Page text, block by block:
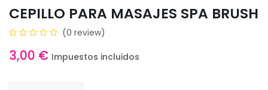
CEPILLO PARA MASAJES SPA BRUSH
(0 review)
3,00 € Impuestos incluidos